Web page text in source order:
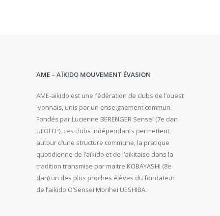
AME – AÏKIDO MOUVEMENT ÉVASION
AME-aikido est une fédération de clubs de l’ouest
lyonnais, unis par un enseignement commun.
Fondés par Lucienne BERENGER Senseï (7e dan
UFOLEP), ces clubs indépendants permettent,
autour d’une structure commune, la pratique
quotidienne de l’aïkido et de l’aikitaiso dans la
tradition transmise par maitre KOBAYASHI (8e
dan) un des plus proches élèves du fondateur
de l’aikido O’Sensei Morihei UESHIBA.